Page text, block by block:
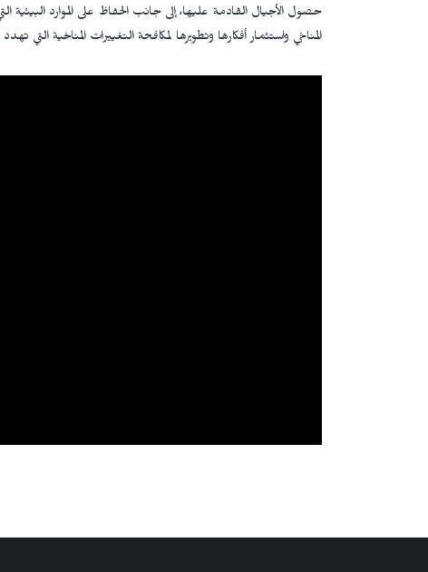
حصول الأجيال القادمة عليها، إلى جانب الحفاظ على الموارد البيئية
المناخي واستثمار أفكارها وتطويرها لمكافحة التغييرات المناخية التي